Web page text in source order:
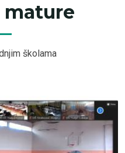
mature
školama